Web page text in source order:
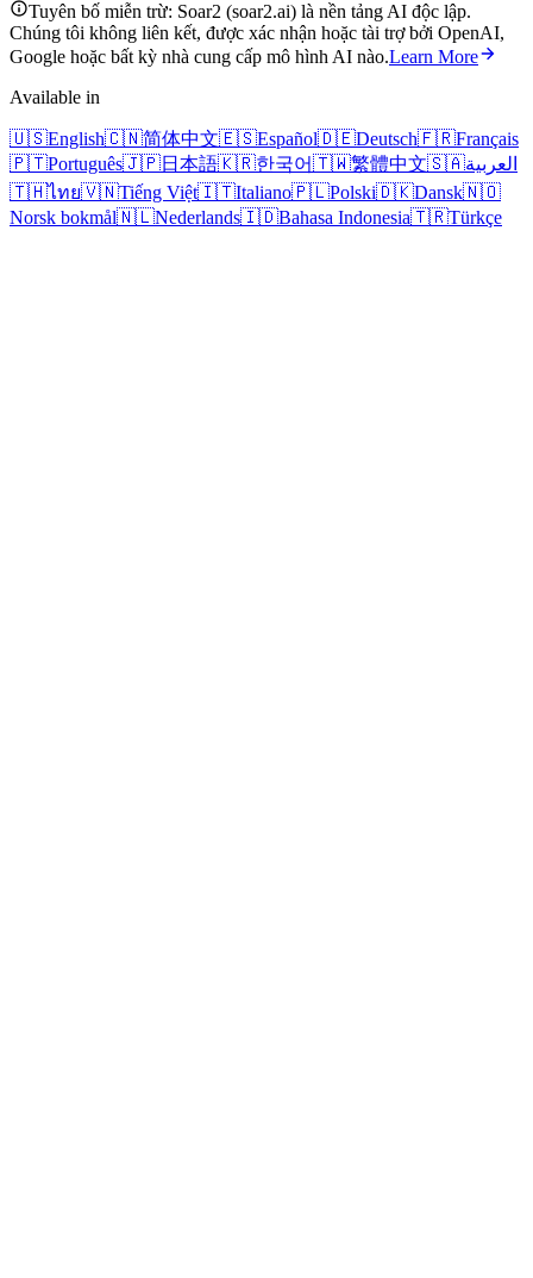
Tuyên bố miễn trừ: Soar2 (soar2.ai) là nền tảng AI độc lập.
Chúng tôi không liên kết, được xác nhận hoặc tài trợ bởi OpenAI,
Google hoặc bất kỳ nhà cung cấp mô hình AI nào.Learn More
Available in
🇺🇸English🇨🇳简体中文🇪🇸Español🇩🇪Deutsch🇫🇷Français
🇵🇹Português🇯🇵日本語🇰🇷한국어🇹🇼繁體中文🇸🇦العربية
🇹🇭ไทย🇻🇳Tiếng Việt🇮🇹Italiano🇵🇱Polski🇩🇰Dansk🇳🇴
Norsk bokmål🇳🇱Nederlands🇮🇩Bahasa Indonesia🇹🇷Türkçe